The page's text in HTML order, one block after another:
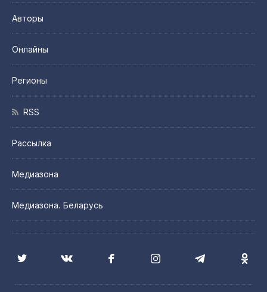
Авторы
Онлайны
Регионы
RSS
Рассылка
Медиазона
Медиазона. Беларусь